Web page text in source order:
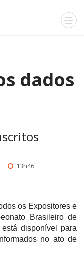
dados
13h46
os Expositores e
Brasileiro de
disponível para
no ato de